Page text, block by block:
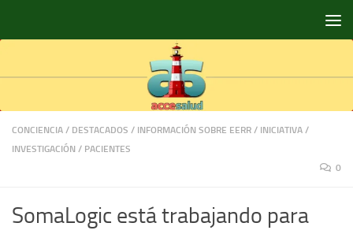
CONCIENCIA / DESTACADOS / INFORMACIÓN SOBRE EERR / INICIATIVA /
INVESTIGACIÓN / PACIENTES
0
SomaLogic está trabajando para